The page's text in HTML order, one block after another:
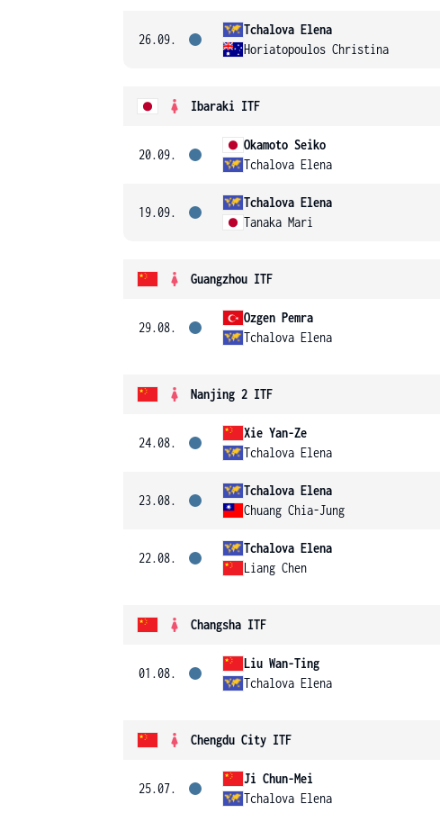
26.09.
Tchalova Elena
Horiatopoulos Christina
Ibaraki ITF
20.09.
Okamoto Seiko
Tchalova Elena
19.09.
Tchalova Elena
Tanaka Mari
Guangzhou ITF
29.08.
Ozgen Pemra
Tchalova Elena
Nanjing 2 ITF
24.08.
Xie Yan-Ze
Tchalova Elena
23.08.
Tchalova Elena
Chuang Chia-Jung
22.08.
Tchalova Elena
Liang Chen
Changsha ITF
01.08.
Liu Wan-Ting
Tchalova Elena
Chengdu City ITF
25.07.
Ji Chun-Mei
Tchalova Elena